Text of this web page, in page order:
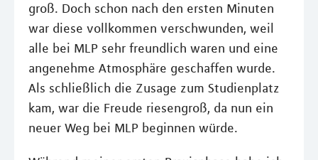
groß. Doch schon nach den ersten Minuten
war diese vollkommen verschwunden, weil
alle bei MLP sehr freundlich waren und eine
angenehme Atmosphäre geschaffen wurde.
Als schließlich die Zusage zum Studienplatz
kam, war die Freude riesengroß, da nun ein
neuer Weg bei MLP beginnen würde.